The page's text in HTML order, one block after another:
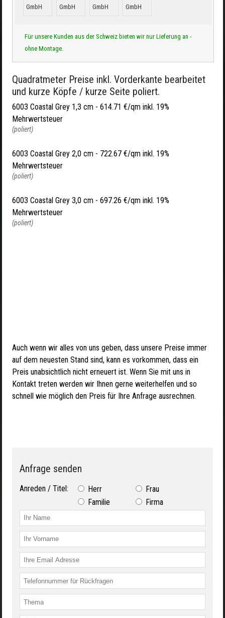
Für unsere Kunden aus der Schweiz bieten wir nur Lieferung an -
ohne Montage.
Quadratmeter Preise inkl. Vorderkante bearbeitet
und kurze Köpfe / kurze Seite poliert.
6003 Coastal Grey 1,3 cm - 614.71 €/qm inkl. 19%
Mehrwertsteuer
(poliert)
6003 Coastal Grey 2,0 cm - 722.67 €/qm inkl. 19%
Mehrwertsteuer
(poliert)
6003 Coastal Grey 3,0 cm - 697.26 €/qm inkl. 19%
Mehrwertsteuer
(poliert)
Auch wenn wir alles von uns geben, dass unsere Preise immer
auf dem neuesten Stand sind, kann es vorkommen, dass ein
Preis unabsichtlich nicht erneuert ist. Wenn Sie mit uns in
Kontakt treten werden wir Ihnen gerne weiterhelfen und so
schnell wie möglich den Preis für Ihre Anfrage ausrechnen.
Anfrage senden
Anreden / Titel: Herr
Frau
Familie
Firma